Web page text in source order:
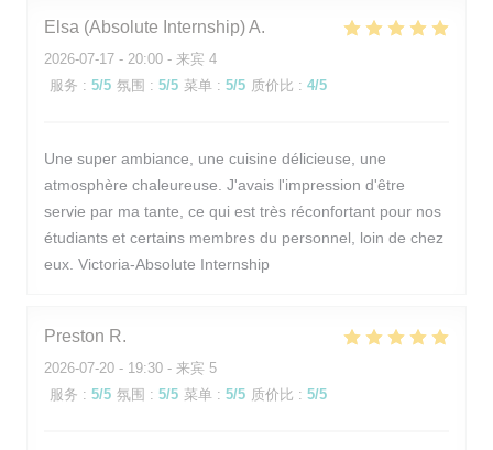
Elsa (Absolute Internship)A
2026-07-17 - 20:00 - 来宾 4
服务 : 5/5 氛围 : 5/5 菜单 : 5/5 质价比 : 4/5
Une super ambiance, une cuisine délicieuse, une
atmosphère chaleureuse. J'avais l'impression d'être
servie par ma tante, ce qui est très réconfortant pour nos
étudiants et certains membres du personnel, loin de chez
eux. Victoria-Absolute Internship
Preston R
2026-07-20 - 19:30 - 来宾 5
服务 : 5/5 氛围 : 5/5 菜单 : 5/5 质价比 : 5/5